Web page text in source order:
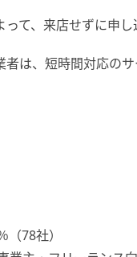
て、来店せずに申
は、短時間対応の
78社）